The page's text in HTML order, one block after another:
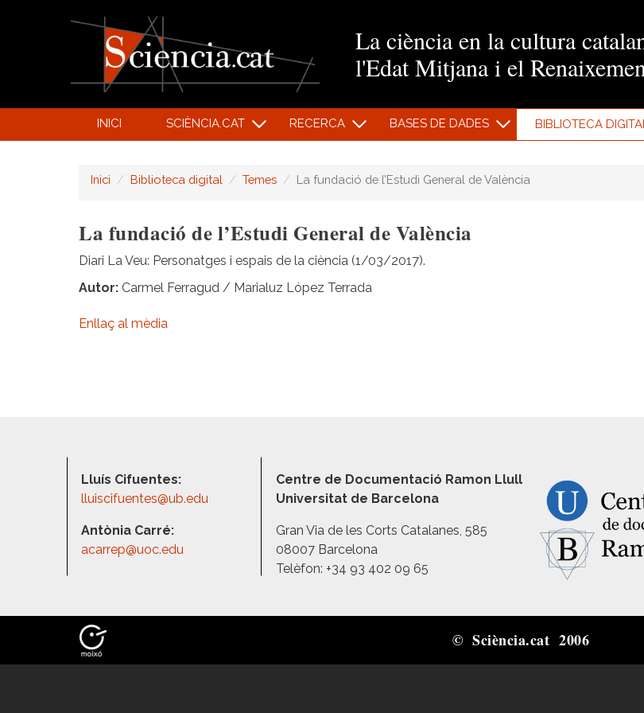
La ciència en la cultura
l'Edat Mitjana i el
INICI SCIÈNCIA.CAT RECERCA BASES DE DADES BIBLIOTECA
Inici Biblioteca digital Temes La fundació de l’Estudi General de València
La fundació de l’Estudi General de València
Diari La Veu: Personatges i espais de la ciència (1/03/2017).
Autor Carmel Ferragud / Marialuz López Terrada
Enllaç al mèdia
Lluís Cifuentes:
lluiscifuentes@ub.edu
Antònia Carré:
acarrep@uoc.edu
Centre de Documentació Ramon Llull
Universitat de Barcelona
Gran Via de les Corts Catalanes, 585
08007 Barcelona
Telèfon: +34 93 402 09 65
© Sciència.cat 2006